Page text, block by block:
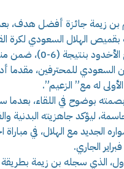
بن زيمة جائزة أفضل هدف،
الهلال السعودي لكرة
للمحترفين، مقدما
له مع” الزعيم”.
بوضوح في اللقاء، بعدما
ليؤكد جاهزيته البدنية
الجديد مع الهلال، في
الذي سجله بن زيمة بطريقة